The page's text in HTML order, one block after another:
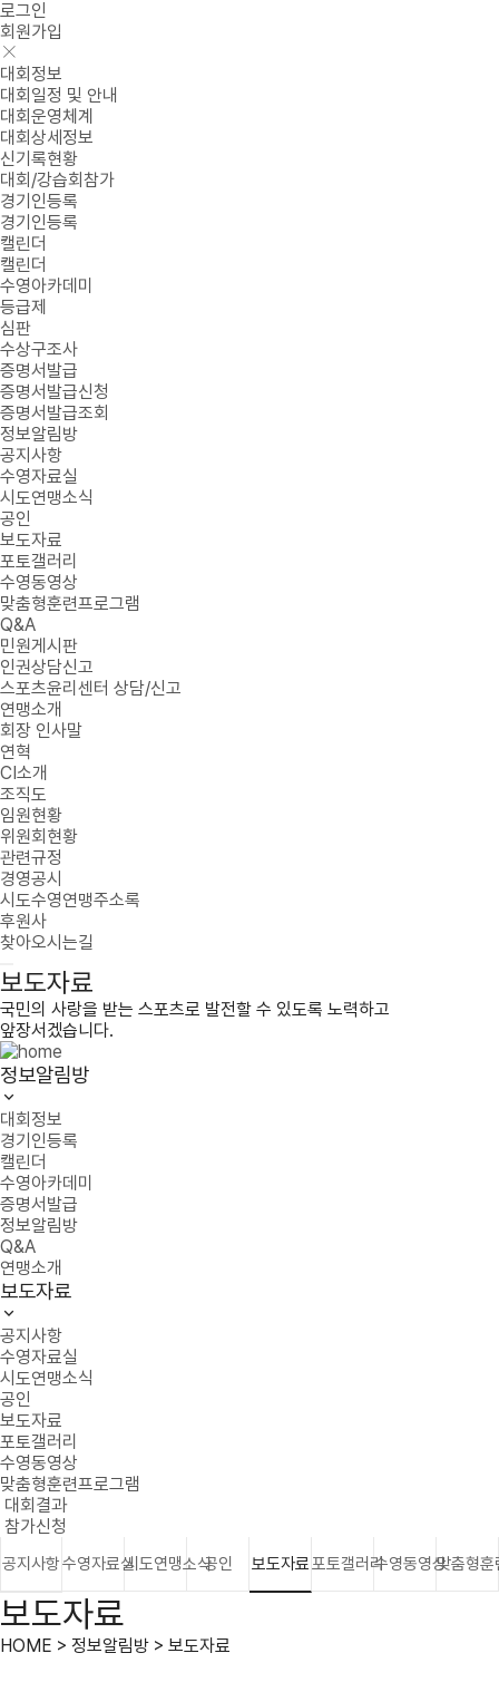
로그인
회원가입
대회정보
대회일정 및 안내
대회운영체계
대회상세정보
신기록현황
대회/강습회참가
경기인등록
경기인등록
캘린더
캘린더
수영아카데미
등급제
심판
수상구조사
증명서발급
증명서발급신청
증명서발급조회
정보알림방
공지사항
수영자료실
시도연맹소식
공인
보도자료
포토갤러리
수영동영상
맞춤형훈련프로그램
Q&A
민원게시판
인권상담신고
스포츠윤리센터 상담/신고
연맹소개
회장 인사말
연혁
CI소개
조직도
임원현황
위원회현황
관련규정
경영공시
시도수영연맹주소록
후원사
찾아오시는길
보도자료
국민의 사랑을 받는 스포츠로 발전할 수 있도록 노력하고
앞장서겠습니다.
정보알림방
대회정보
경기인등록
캘린더
수영아카데미
증명서발급
정보알림방
Q&A
연맹소개
보도자료
공지사항
수영자료실
시도연맹소식
공인
보도자료
포토갤러리
수영동영상
맞춤형훈련프로그램
대회결과
참가신청
공지사항수영자료실시도연맹소식공인 보도자료포토갤러리수영동영상맞춤형훈
보도자료
HOME > 정보알림방 > 보도자료